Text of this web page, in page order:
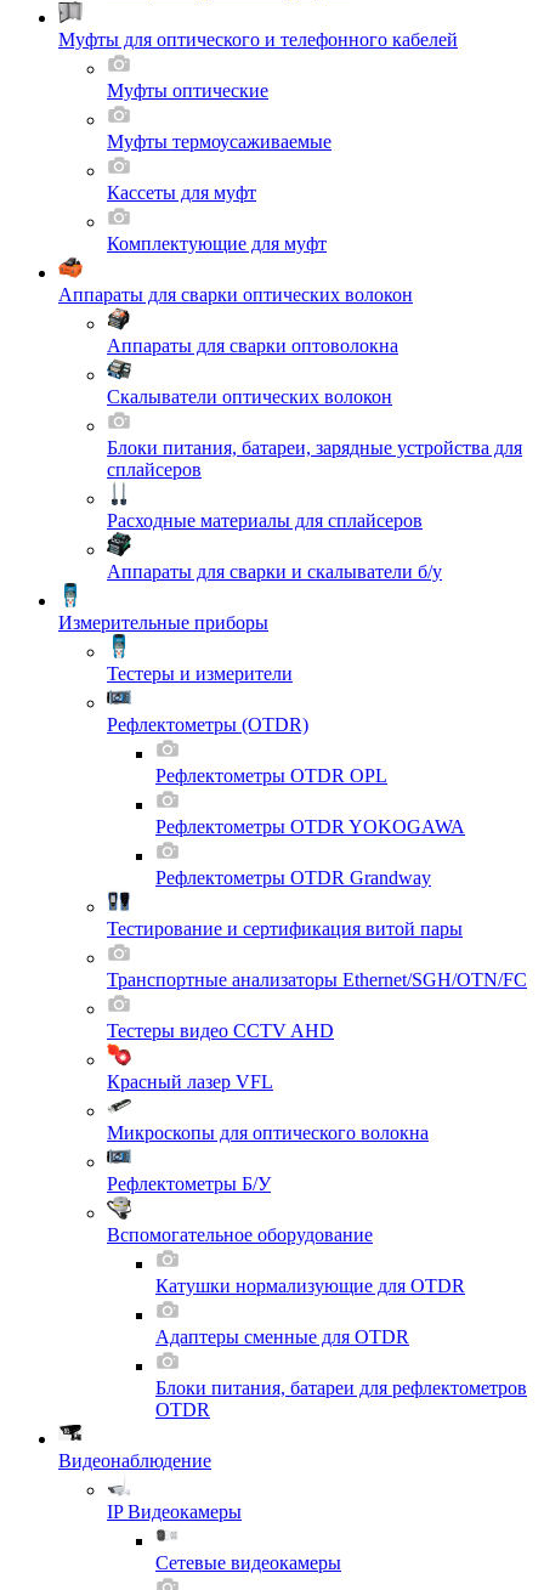
Муфты для оптического и телефонного кабелей
Муфты оптические
Муфты термоусаживаемые
Кассеты для муфт
Комплектующие для муфт
Аппараты для сварки оптических волокон
Аппараты для сварки оптоволокна
Скалыватели оптических волокон
Блоки питания, батареи, зарядные устройства для
сплайсеров
Расходные материалы для сплайсеров
Аппараты для сварки и скалыватели б/у
Измерительные приборы
Тестеры и измерители
Рефлектометры (OTDR)
Рефлектометры OTDR OPL
Рефлектометры OTDR YOKOGAWA
Рефлектометры OTDR Grandway
Тестирование и сертификация витой пары
Транспортные анализаторы Ethernet/SGH/OTN/FC
Тестеры видео CCTV AHD
Красный лазер VFL
Микроскопы для оптического волокна
Рефлектометры Б/У
Вспомогательное оборудование
Катушки нормализующие для OTDR
Адаптеры сменные для OTDR
Блоки питания, батареи для рефлектометров
OTDR
Видеонаблюдение
IP Видеокамеры
Сетевые видеокамеры